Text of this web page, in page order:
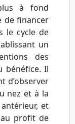
à fond
de financer
le cycle de
un
des
bénéfice. Il
d’observer
nez et à la
et
profit de